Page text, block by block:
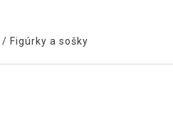
/ Figúrky a sošky